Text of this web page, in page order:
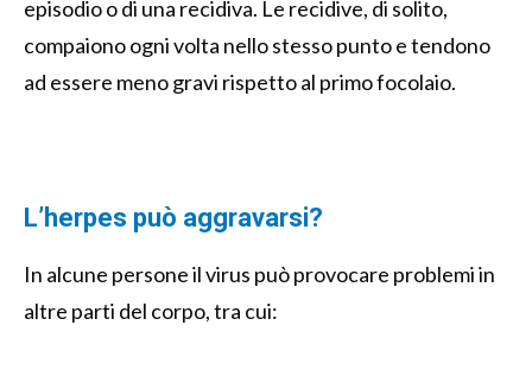
episodio o di una recidiva. Le recidive, di solito,
compaiono ogni volta nello stesso punto e tendono
ad essere meno gravi rispetto al primo focolaio.
L’herpes può aggravarsi?
In alcune persone il virus può provocare problemi in
altre parti del corpo, tra cui: